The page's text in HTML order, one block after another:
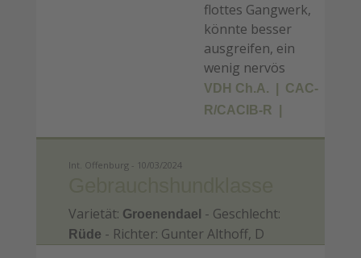
flottes Gangwerk,
könnte besser
ausgreifen, ein
wenig nervös
VDH Ch.A.
CAC-
R/CACIB-R
Int. Offenburg - 10/03/2024
Varietät: Groenendael - Geschlecht:
Rüde - Richter: Gunter Althoff, D